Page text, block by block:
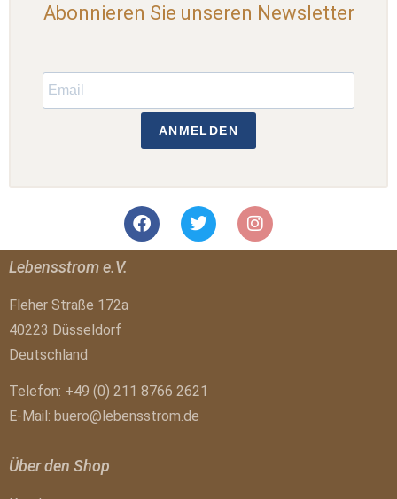
Abonnieren Sie unseren Newsletter
ANMELDEN
Lebensstrom e.V.
Fleher Straße 172a
40223 Düsseldorf
Deutschland
Telefon: +49 (0) 211 8766 2621
E-Mail: buero@lebensstrom.de
Über den Shop